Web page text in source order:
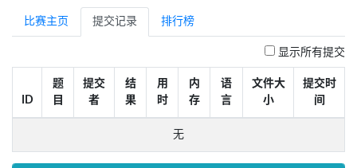
比赛主页 提交记录 排行榜
显示所有提交
ID
题
目
提交
者
结
果
用
时
内
存
语
言
文件大
小
提交时
间
无